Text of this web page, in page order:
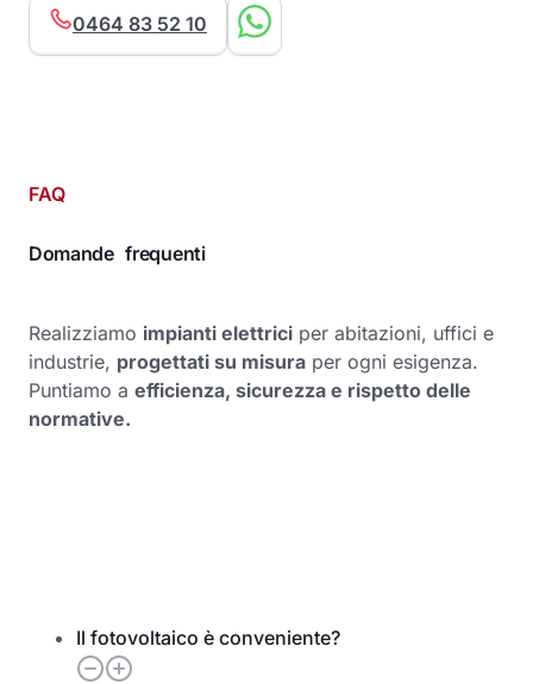
0464 83 52 10
FAQ
Domande frequenti
Realizziamo impianti elettrici per abitazioni, uffici e
industrie, progettati su misura per ogni esigenza.
Puntiamo a efficienza, sicurezza e rispetto delle
normative.
Il fotovoltaico è conveniente?